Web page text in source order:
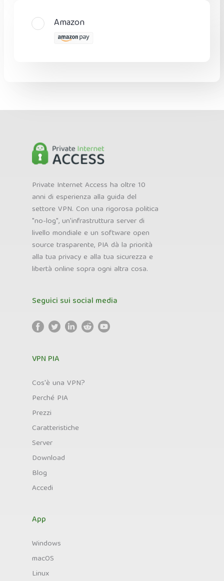
Amazon
Private Internet Access ha oltre 10
anni di esperienza alla guida del
settore VPN. Con una rigorosa politica
"no-log", un'infrastruttura server di
livello mondiale e un software open
source trasparente, PIA dà la priorità
alla tua privacy e alla tua sicurezza e
libertà online sopra ogni altra cosa.
Seguici sui social media
VPN PIA
Cos'è una VPN?
Perché PIA
Prezzi
Caratteristiche
Server
Download
Blog
Accedi
App
Windows
macOS
Linux